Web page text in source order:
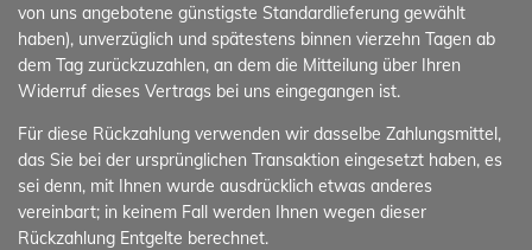
von uns angebotene günstigste Standardlieferung gewählt
haben), unverzüglich und spätestens binnen vierzehn Tagen ab
dem Tag zurückzuzahlen, an dem die Mitteilung über Ihren
Widerruf dieses Vertrags bei uns eingegangen ist.
Für diese Rückzahlung verwenden wir dasselbe Zahlungsmittel,
das Sie bei der ursprünglichen Transaktion eingesetzt haben, es
sei denn, mit Ihnen wurde ausdrücklich etwas anderes
vereinbart; in keinem Fall werden Ihnen wegen dieser
Rückzahlung Entgelte berechnet.